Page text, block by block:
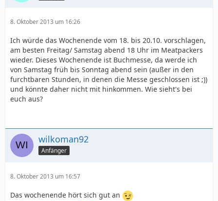
8. Oktober 2013 um 16:26
Ich würde das Wochenende vom 18. bis 20.10. vorschlagen,
am besten Freitag/ Samstag abend 18 Uhr im Meatpackers
wieder. Dieses Wochenende ist Buchmesse, da werde ich
von Samstag früh bis Sonntag abend sein (außer in den
furchtbaren Stunden, in denen die Messe geschlossen ist ;))
und könnte daher nicht mit hinkommen. Wie sieht's bei
euch aus?
wilkoman92
Anfänger
8. Oktober 2013 um 16:57
Das wochenende hört sich gut an